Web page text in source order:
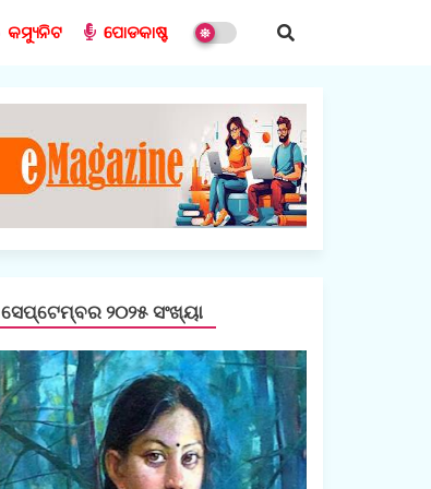
କମ୍ୟୁନିଟ ପୋଡକାଷ୍ଟ
ସେପ୍ଟେମ୍ବର ୨୦୨୫ ସଂଖ୍ୟା